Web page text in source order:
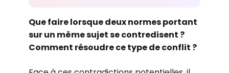
Que faire lorsque deux normes portant
sur un même sujet se contredisent ?
Comment résoudre ce type de conflit ?